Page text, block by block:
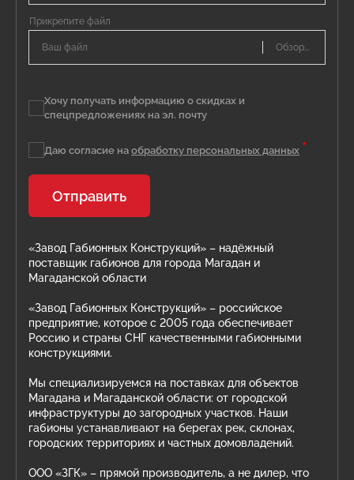
«Завод Габионных Конструкций» – надёжный
поставщик габионов для города Магадан и
Магаданской области
«Завод Габионных Конструкций» – российское
предприятие, которое с 2005 года обеспечивает
Россию и страны СНГ качественными габионными
конструкциями.
Мы специализируемся на поставках для объектов
Магадана и Магаданской области: от городской
инфраструктуры до загородных участков. Наши
габионы устанавливают на берегах рек, склонах,
городских территориях и частных домовладений.
ООО «ЗГК» – прямой производитель, а не дилер, что
Ваш файл
Хочу получать информацию о скидках и
спецпредложениях на эл. почту
Даю согласие на обработку персональных данных *
Отправить